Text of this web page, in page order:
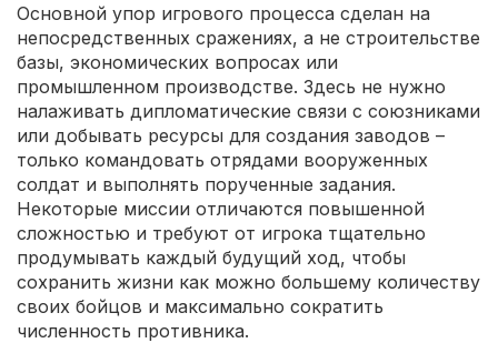
Основной упор игрового процесса сделан на
непосредственных сражениях, а не строительстве
базы, экономических вопросах или
промышленном производстве. Здесь не нужно
налаживать дипломатические связи с союзниками
или добывать ресурсы для создания заводов –
только командовать отрядами вооруженных
солдат и выполнять порученные задания.
Некоторые миссии отличаются повышенной
сложностью и требуют от игрока тщательно
продумывать каждый будущий ход, чтобы
сохранить жизни как можно большему количеству
своих бойцов и максимально сократить
численность противника.